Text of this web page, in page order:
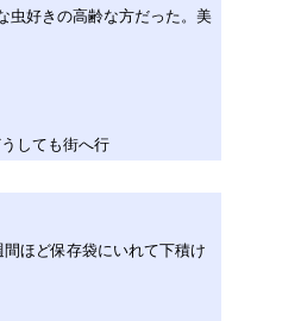
虫好きの高齢な方だった。美
しても街へ行
ほど保存袋にいれて下積け